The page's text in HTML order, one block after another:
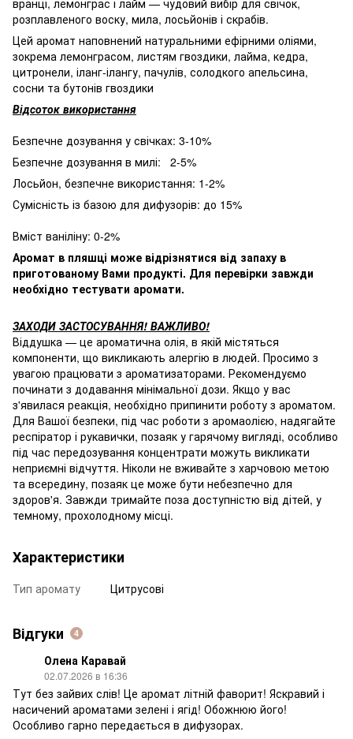
розплавленого воску, мила, лосьйонів і скрабів.
Цей аромат наповнений натуральними ефірними оліями,
зокрема лемонграсом, листям гвоздики, лайма, кедра,
цитронели, іланг-ілангу, пачулів, солодкого апельсина,
сосни та бутонів гвоздики
Відсоток використання
Безпечне дозування у свічках: 3-10%
Безпечне дозування в милі: 2-5%
Лосьйон, безпечне використання: 1-2%
Сумісність із базою для дифузорів: до 15%
Вміст ваніліну: 0-2%
Аромат в пляшці може відрізнятися від запаху в
приготованому Вами продукті. Для перевірки завжди
необхідно тестувати аромати.
ЗАХОДИ ЗАСТОСУВАННЯ! ВАЖЛИВО!
Віддушка — це ароматична олія, в якій містяться
компоненти, що викликають алергію в людей. Просимо з
увагою працювати з ароматизаторами. Рекомендуємо
починати з додавання мінімальної дози. Якщо у вас
з'явилася реакція, необхідно припинити роботу з ароматом.
Для Вашої безпеки, під час роботи з аромаолією, надягайте
респіратор і рукавички, позаяк у гарячому вигляді, особливо
під час передозування концентрати можуть викликати
неприємні відчуття. Ніколи не вживайте з харчовою метою
та всередину, позаяк це може бути небезпечно для
здоров'я. Завжди тримайте поза доступністю від дітей, у
темному, прохолодному місці.
Характеристики
Тип аромату Цитрусові
Відгуки 4
Олена Каравай
02.07.2026 в 16:36
Тут без зайвих слів! Це аромат літній фаворит! Яскравий і
насичений ароматами зелені і ягід! Обожнюю його!
Особливо гарно передається в дифузорах.